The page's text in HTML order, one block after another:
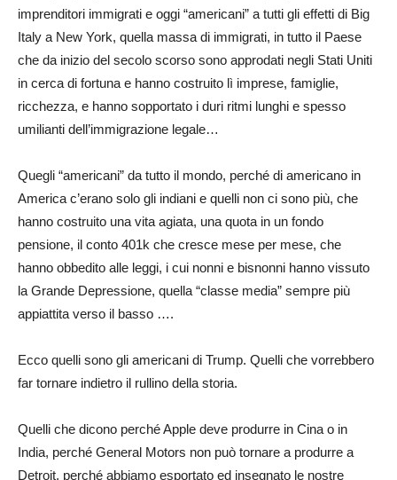
imprenditori immigrati e oggi “americani” a tutti gli effetti di Big
Italy a New York, quella massa di immigrati, in tutto il Paese
che da inizio del secolo scorso sono approdati negli Stati Uniti
in cerca di fortuna e hanno costruito lì imprese, famiglie,
ricchezza, e hanno sopportato i duri ritmi lunghi e spesso
umilianti dell’immigrazione legale…
Quegli “americani” da tutto il mondo, perché di americano in
America c’erano solo gli indiani e quelli non ci sono più, che
hanno costruito una vita agiata, una quota in un fondo
pensione, il conto 401k che cresce mese per mese, che
hanno obbedito alle leggi, i cui nonni e bisnonni hanno vissuto
la Grande Depressione, quella “classe media” sempre più
appiattita verso il basso ….
Ecco quelli sono gli americani di Trump. Quelli che vorrebbero
far tornare indietro il rullino della storia.
Quelli che dicono perché Apple deve produrre in Cina o in
India, perché General Motors non può tornare a produrre a
Detroit, perché abbiamo esportato ed insegnato le nostre